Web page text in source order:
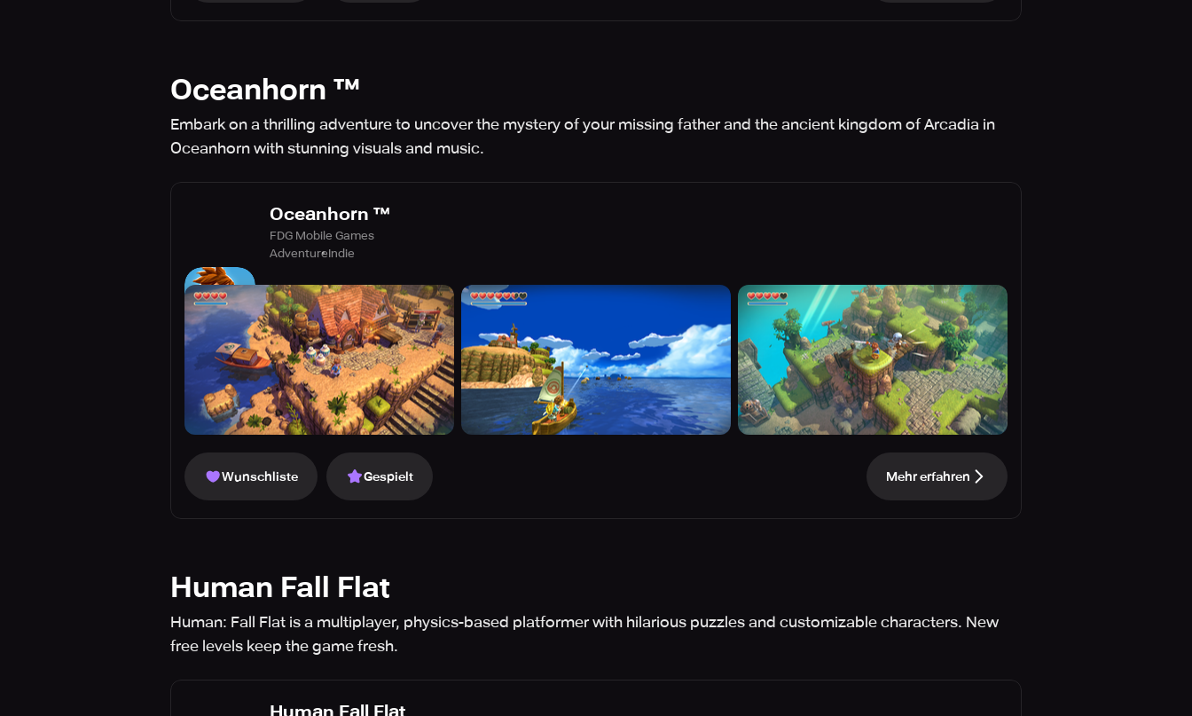
Oceanhorn ™
Embark on a thrilling adventure to uncover the mystery of your missing father and the ancient kingdom of Arcadia in
Oceanhorn with stunning visuals and music.
Oceanhorn ™
FDG Mobile Games
AdventureIndie
Wunschliste Gespielt Mehr erfahren
Human Fall Flat
Human: Fall Flat is a multiplayer, physics-based platformer with hilarious puzzles and customizable characters. New
free levels keep the game fresh.
Human Fall Flat